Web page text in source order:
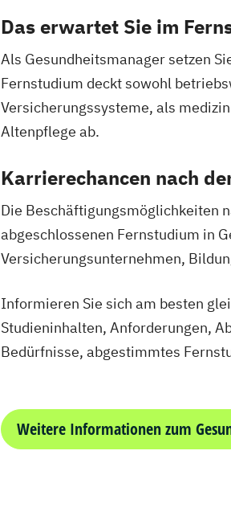
Das erwartet Sie im
Als Gesundheitsmanager setzen
Fernstudium deckt sowohl
Versicherungssysteme, als
Altenpflege ab.
Karrierechancen nach
Die Beschäftigungsmöglichkeiten
abgeschlossenen Fernstudium in
Versicherungsunternehmen,
Informieren Sie sich am besten
Studieninhalten, Anforderungen,
Bedürfnisse, abgestimmtes
Weitere Informationen zum